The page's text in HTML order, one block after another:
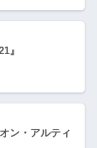
』
ン・アルティ